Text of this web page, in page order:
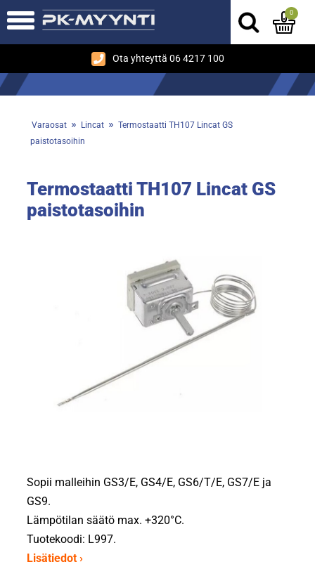
Ota yhteyttä 06 4217 100
0
Varaosat » Lincat » Termostaatti TH107 Lincat GS
paistotasoihin
Termostaatti TH107 Lincat GS
paistotasoihin
Sopii malleihin GS3/E, GS4/E, GS6/T/E, GS7/E ja
GS9.
Lämpötilan säätö max. +320°C.
Tuotekoodi: L997.
Lisätiedot ›